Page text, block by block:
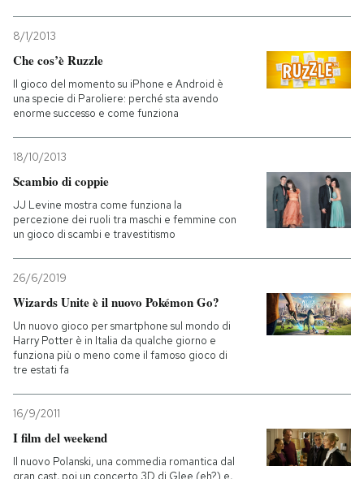
8/1/2013
Che cos’è Ruzzle
Il gioco del momento su iPhone e Android è
una specie di Paroliere: perché sta avendo
enorme successo e come funziona
18/10/2013
Scambio di coppie
JJ Levine mostra come funziona la
percezione dei ruoli tra maschi e femmine con
un gioco di scambi e travestitismo
26/6/2019
Wizards Unite è il nuovo Pokémon Go?
Un nuovo gioco per smartphone sul mondo di
Harry Potter è in Italia da qualche giorno e
funziona più o meno come il famoso gioco di
tre estati fa
16/9/2011
I film del weekend
Il nuovo Polanski, una commedia romantica dal
gran cast, poi un concerto 3D di Glee (eh?) e,